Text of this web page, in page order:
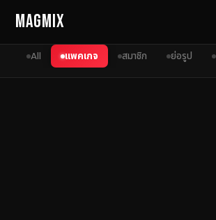
MagMix
All แพคเกจ สมาชิก ย่อรูป